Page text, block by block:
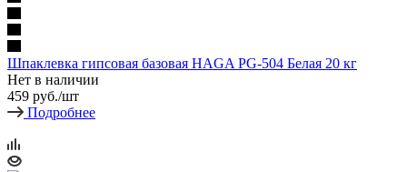
Шпаклевка гипсовая базовая HAGA PG-504 Белая 20 кг
Нет в наличии
459 руб./шт
Подробнее